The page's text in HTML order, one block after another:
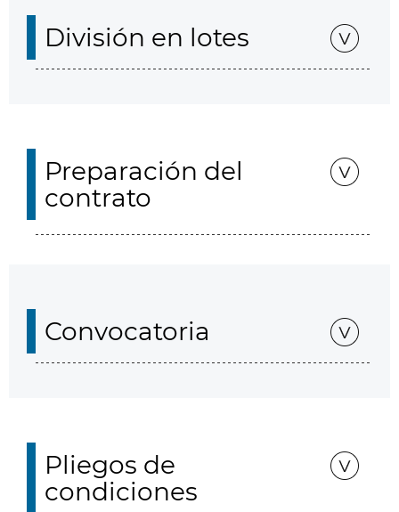
División en lotes
Preparación del
contrato
Convocatoria
Pliegos de
condiciones